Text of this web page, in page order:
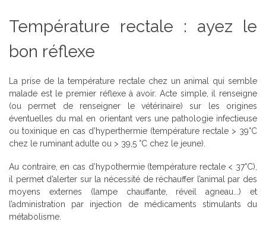
Température rectale : ayez le
bon réflexe
La prise de la température rectale chez un animal qui semble
malade est le premier réflexe à avoir. Acte simple, il renseigne
(ou permet de renseigner le vétérinaire) sur les origines
éventuelles du mal en orientant vers une pathologie infectieuse
ou toxinique en cas d’hyperthermie (température rectale > 39°C
chez le ruminant adulte ou > 39,5 °C chez le jeune).
Au contraire, en cas d’hypothermie (température rectale < 37°C),
il permet d’alerter sur la nécessité de réchauffer l’animal par des
moyens externes (lampe chauffante, réveil agneau...) et
l’administration par injection de médicaments stimulants du
métabolisme.